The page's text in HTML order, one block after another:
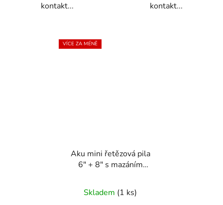
kontakt...
kontakt...
VÍCE ZA MÉNĚ
Aku mini řetězová pila
6" + 8" s mazáním
výkonná a pohodlná pro
vaši zahradu! 🌿🔋🪓
hodnocení
Skladem (1 ks)